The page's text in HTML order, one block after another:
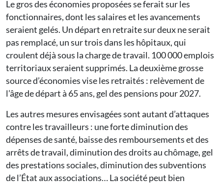
Le gros des économies proposées se ferait sur les
fonctionnaires, dont les salaires et les avancements
seraient gelés. Un départ en retraite sur deux ne serait
pas remplacé, un sur trois dans les hôpitaux, qui
croulent déjà sous la charge de travail. 100 000 emplois
territoriaux seraient supprimés. La deuxième grosse
source d’économies vise les retraités : relèvement de
l’âge de départ à 65 ans, gel des pensions pour 2027.
Les autres mesures envisagées sont autant d’attaques
contre les travailleurs : une forte diminution des
dépenses de santé, baisse des remboursements et des
arrêts de travail, diminution des droits au chômage, gel
des prestations sociales, diminution des subventions
de l’État aux associations… La société peut bien